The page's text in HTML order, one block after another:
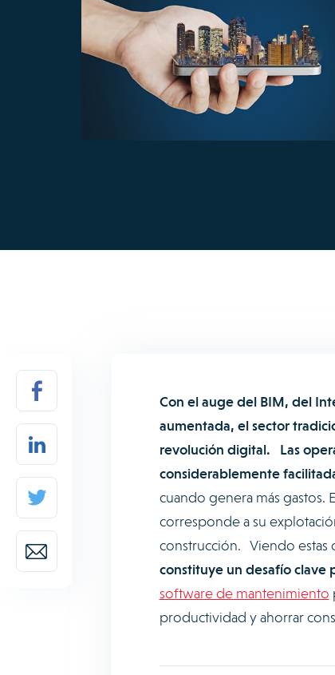
Con el auge del BIM, del
aumentada, el sector
revolución digital. Las
considerablemente
cuando genera más gastos.
corresponde a su
construcción. Viendo estas
constituye un desafío clave
software de mantenimiento
productividad y ahorrar